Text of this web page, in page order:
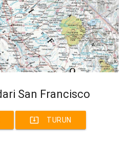
San Francisco
system_update_alt TURUN